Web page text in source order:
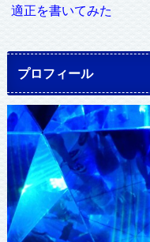
適正を書いてみた
プロフィール